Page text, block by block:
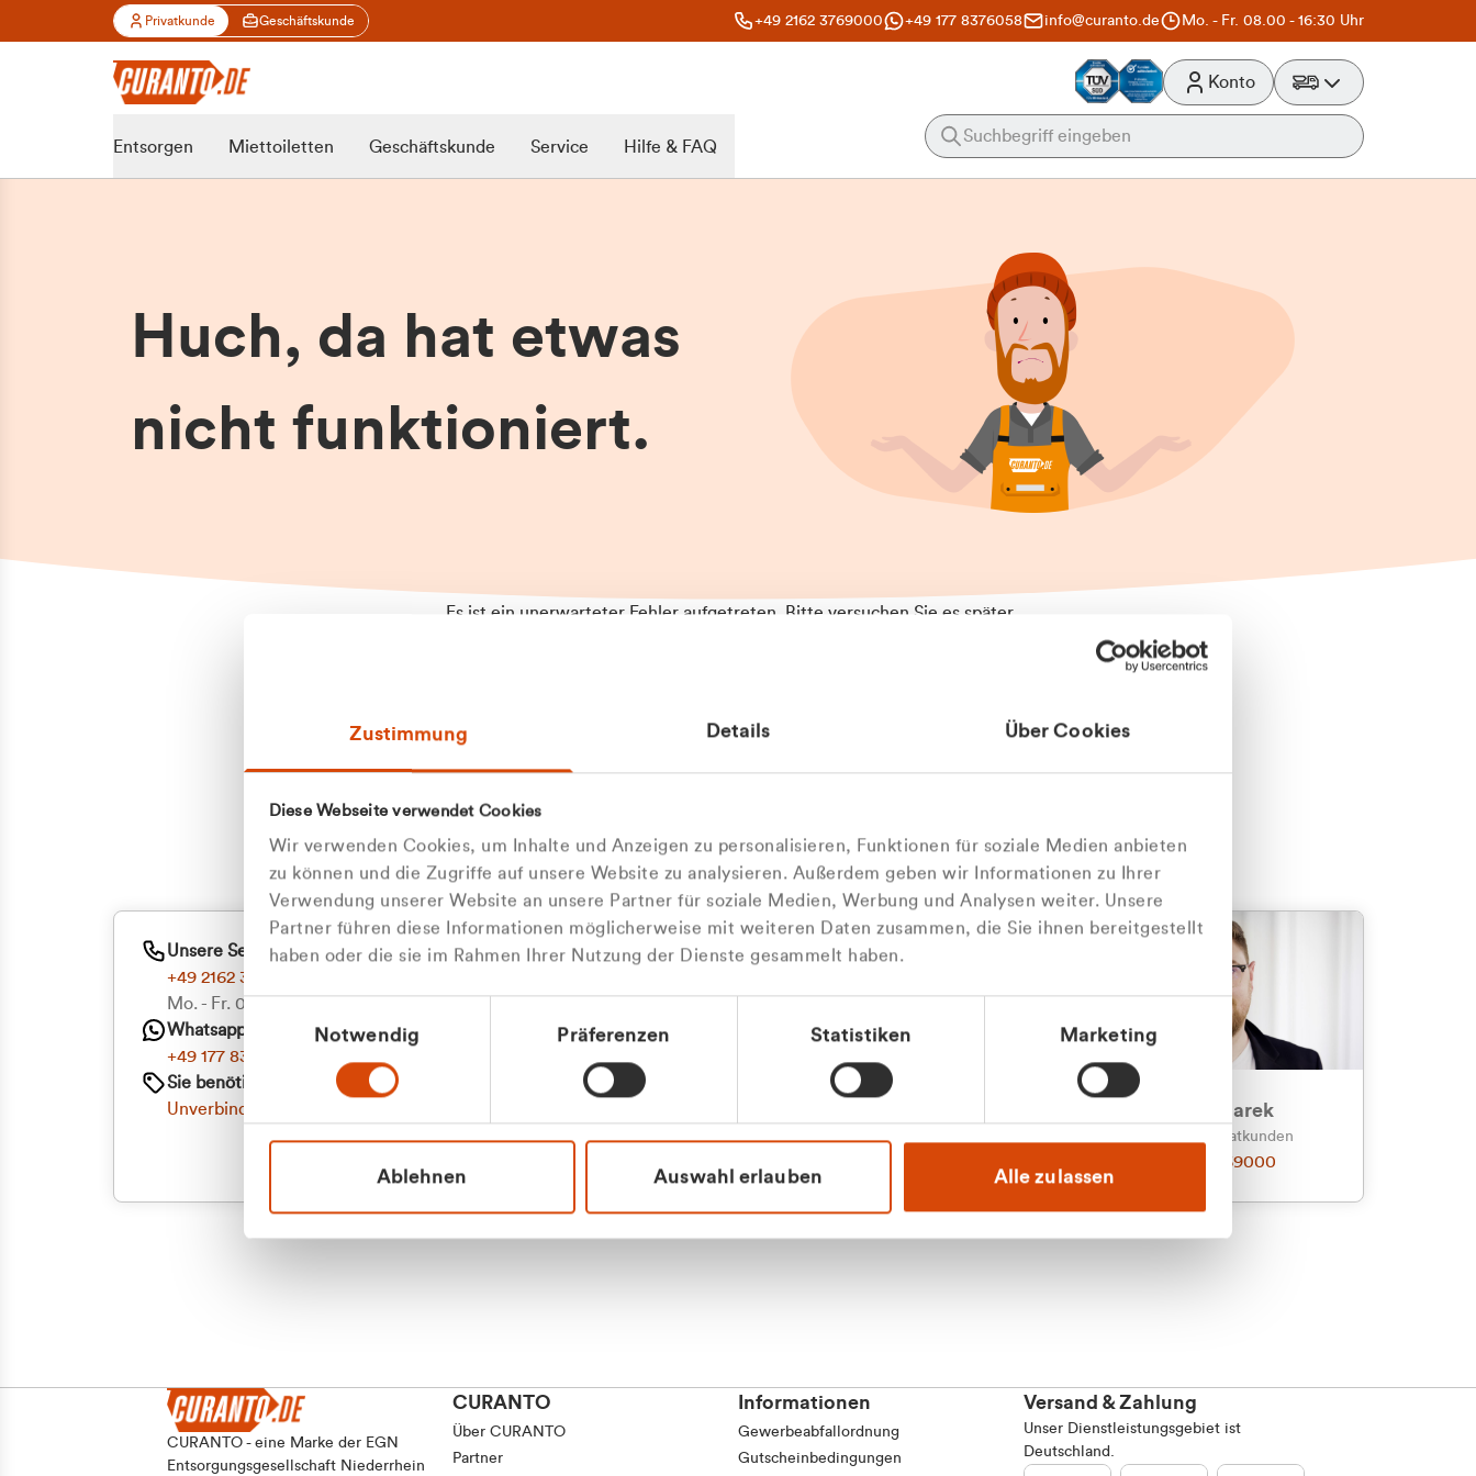
Zustimmung Details Über Cookies
Diese Webseite verwendet Cookies
Wir verwenden Cookies, um Inhalte und Anzeigen zu personalisieren, Funktionen für soziale Medien anbieten
zu können und die Zugriffe auf unsere Website zu analysieren. Außerdem geben wir Informationen zu Ihrer
Verwendung unserer Website an unsere Partner für soziale Medien, Werbung und Analysen weiter. Unsere
Partner führen diese Informationen möglicherweise mit weiteren Daten zusammen, die Sie ihnen bereitgestellt
haben oder die sie im Rahmen Ihrer Nutzung der Dienste gesammelt haben.
Einwilligungsauswahl
Notwendig Präferenzen Statistiken Marketing
Ablehnen Auswahl erlauben Alle zulassen
Privatkunde Geschäftskunde +49 2162 3769000 +49 177 8376058 info@curanto.de Mo. - Fr. 08.00 - 16:30 Uhr
Zu welcher
Kundengruppe
gehören Sie?
Privatkunde (inkl. MwSt.)
Geschäftskunde (exkl. MwSt.)
Konto
Entsorgen Miettoiletten Geschäftskunde Service Hilfe & FAQ
Huch, da hat etwas
nicht funktioniert.
Es ist ein unerwarteter Fehler aufgetreten. Bitte versuchen Sie es später
aufgetretenen Fehler an. Wir entschuldigen uns für eventuelle
Unannehmlichkeiten.
Zum Abfallberater
Oder kontaktieren Sie uns persönlich
Wir sind gerne für Sie da
Unsere Service-Hotline
+49 2162 3769000
Mo. - Fr. 08.00 - 16:30 Uhr
Whatsapp
+49 177 8376058
Sie benötigen ein individuelles Angebot?
Unverbindliche Anfrage stellen
Julian Marek
Vertrieb - Privatkunden
0216 237 69000
CURANTO - eine Marke der EGN
Entsorgungsgesellschaft Niederrhein
CURANTO
Über CURANTO
Partner
Informationen
Gewerbeabfallordnung
Gutscheinbedingungen
Versand & Zahlung
Unser Dienstleistungsgebiet ist
Deutschland.